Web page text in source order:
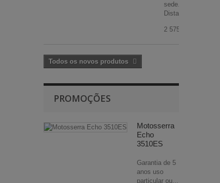
sede.
Distancias...
2 575,00 €
Todos os novos produtos
PROMOÇÕES
Motosserra
Echo
3510ES
Garantia de 5
anos uso
particular ou...